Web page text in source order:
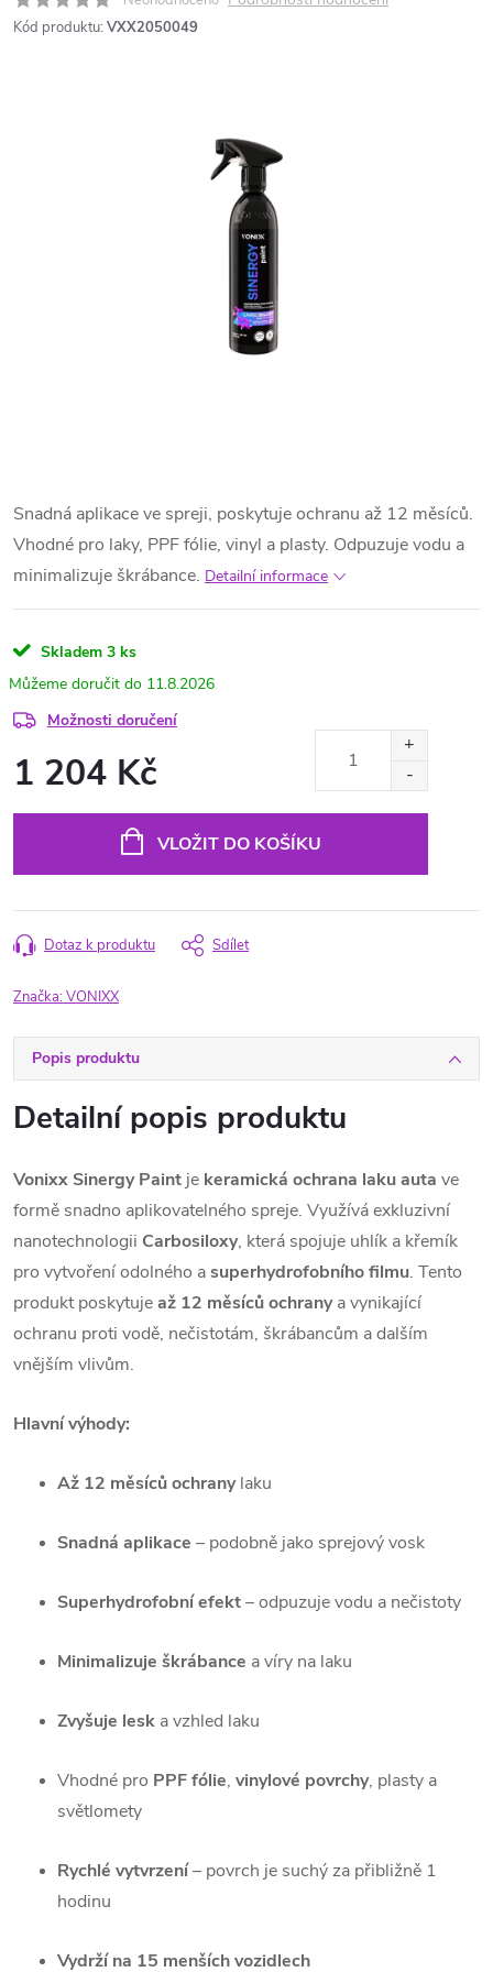
Kód produktu: VXX2050049
Snadná aplikace ve spreji, poskytuje ochranu až 12 měsíců.
Vhodné pro laky, PPF fólie, vinyl a plasty. Odpuzuje vodu a
minimalizuje škrábance. Detailní informace
Skladem 3 ks
11.8.2026
Možnosti doručení
1 204 Kč
VLOŽIT DO KOŠÍKU
Dotaz k produktu Sdílet
Značka:VONIXX
Popis produktu
Detailní popis produktu
Vonixx Sinergy Paint je keramická ochrana laku auta ve
formě snadno aplikovatelného spreje. Využívá exkluzivní
nanotechnologii Carbosiloxy, která spojuje uhlík a křemík
pro vytvoření odolného asuperhydrofobního filmu. Tento
produkt poskytujeaž 12 měsíců ochranya vynikající
ochranu proti vodě, nečistotám, škrábancům a dalším
vnějším vlivům.
Hlavní výhody:
Až 12 měsíců ochranylaku
Snadná aplikace – podobně jako sprejový vosk
Superhydrofobní efekt– odpuzuje vodu a nečistoty
Minimalizuje škrábance a víry na laku
Zvyšuje lesk a vzhled laku
Vhodné pro PPF fólie, vinylové povrchy, plasty a
světlomety
Rychlé vytvrzení– povrch je suchý za přibližně 1
hodinu
Vydrží na 15 menších vozidlech